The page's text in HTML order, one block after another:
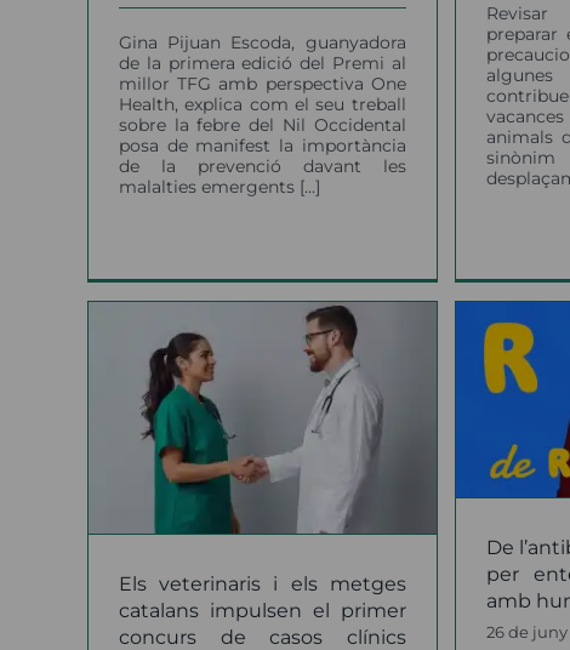
Gina Pijuan Escoda, guanyadora
de la primera edició del Premi al
millor TFG amb perspectiva One
Health, explica com el seu treball
sobre la febre del Nil Occidental
posa de manifest la importància
de la prevenció davant les
malalties emergents [...]
preparar
animals
Els veterinaris i els metges
catalans impulsen el primer
concurs de casos clínics
De l’antibiòtic al zel: 26
vídeos per entendre la
veterinària amb humor
notícies
De
per
amb
26 de
El
la